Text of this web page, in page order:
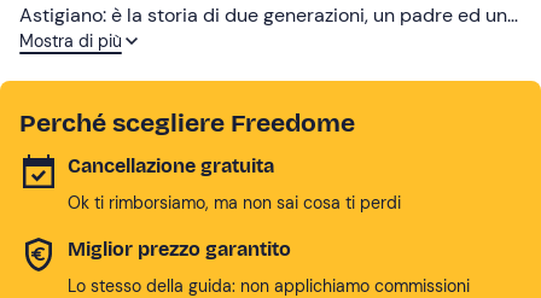
Astigiano: è la storia di due generazioni, un padre ed una
figlia, che oggi sperimentano e riescono a mantenere
rappresentando il binomio perfetto tra tradizione e
innovazione.
Mostra di più
Perché scegliere Freedome
Cancellazione gratuita
Ok ti rimborsiamo, ma non sai cosa ti perdi
Miglior prezzo garantito
Lo stesso della guida: non applichiamo commissioni